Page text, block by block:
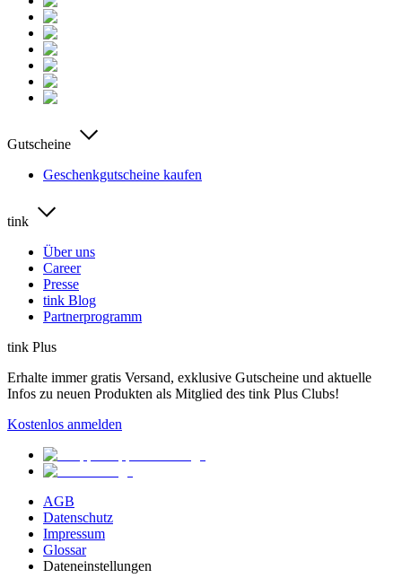
Gutscheine
Geschenkgutscheine kaufen
tink
Über uns
Career
Presse
tink Blog
Partnerprogramm
tink Plus
Erhalte immer gratis Versand, exklusive Gutscheine und aktuelle
Infos zu neuen Produkten als Mitglied des tink Plus Clubs!
Kostenlos anmelden
AGB
Datenschutz
Impressum
Glossar
Dateneinstellungen